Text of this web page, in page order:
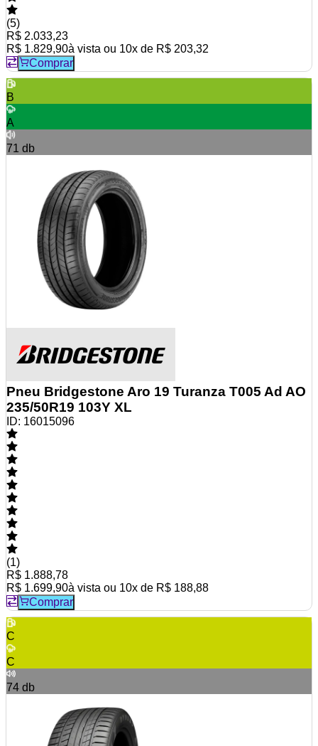
(5)
R$ 2.033,23
R$ 1.829,90à vista ou 10x de R$ 203,32
Comprar
B
A
71 db
Pneu Bridgestone Aro 19 Turanza T005 Ad AO
235/50R19 103Y XL
ID: 16015096
(1)
R$ 1.888,78
R$ 1.699,90à vista ou 10x de R$ 188,88
Comprar
C
C
74 db